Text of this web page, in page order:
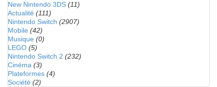
New Nintendo 3DS (11)
Actualité (111)
Nintendo Switch (2907)
Mobile (42)
Musique (0)
LEGO (5)
Nintendo Switch 2 (232)
Cinéma (3)
Plateformes (4)
Société (2)